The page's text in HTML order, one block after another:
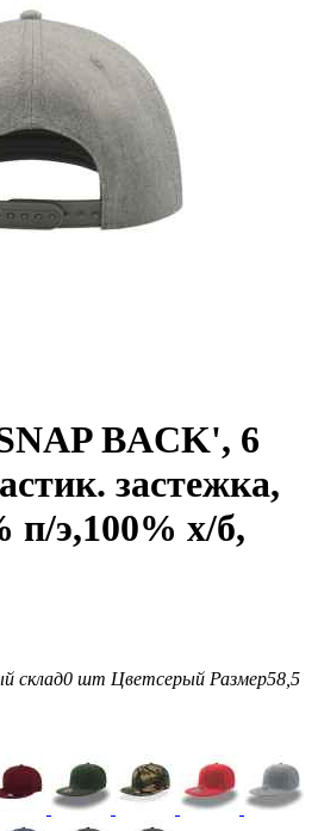
BACK', 6
застежка,
п/э,100% х/б,
склад0 шт Цветсерый Размер58,5